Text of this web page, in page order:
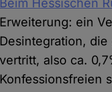
Beim Hessischen
Erweiterung: ein
Desintegration,
vertritt, also ca.
Konfessionsfreien